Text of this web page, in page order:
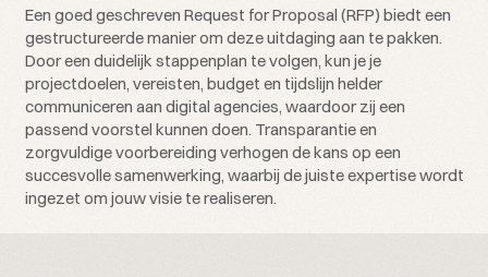
Een goed geschreven Request for Proposal (RFP) biedt een
gestructureerde manier om deze uitdaging aan te pakken.
Door een duidelijk stappenplan te volgen, kun je je
projectdoelen, vereisten, budget en tijdslijn helder
communiceren aan digital agencies, waardoor zij een
passend voorstel kunnen doen. Transparantie en
zorgvuldige voorbereiding verhogen de kans op een
succesvolle samenwerking, waarbij de juiste expertise wordt
ingezet om jouw visie te realiseren.